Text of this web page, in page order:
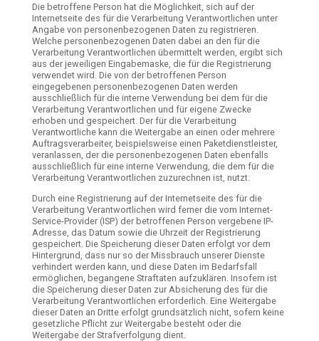
Die betroffene Person hat die Möglichkeit, sich auf der
Internetseite des für die Verarbeitung Verantwortlichen unter
Angabe von personenbezogenen Daten zu registrieren.
Welche personenbezogenen Daten dabei an den für die
Verarbeitung Verantwortlichen übermittelt werden, ergibt sich
aus der jeweiligen Eingabemaske, die für die Registrierung
verwendet wird. Die von der betroffenen Person
eingegebenen personenbezogenen Daten werden
ausschließlich für die interne Verwendung bei dem für die
Verarbeitung Verantwortlichen und für eigene Zwecke
erhoben und gespeichert. Der für die Verarbeitung
Verantwortliche kann die Weitergabe an einen oder mehrere
Auftragsverarbeiter, beispielsweise einen Paketdienstleister,
veranlassen, der die personenbezogenen Daten ebenfalls
ausschließlich für eine interne Verwendung, die dem für die
Verarbeitung Verantwortlichen zuzurechnen ist, nutzt.
Durch eine Registrierung auf der Internetseite des für die
Verarbeitung Verantwortlichen wird ferner die vom Internet-
Service-Provider (ISP) der betroffenen Person vergebene IP-
Adresse, das Datum sowie die Uhrzeit der Registrierung
gespeichert. Die Speicherung dieser Daten erfolgt vor dem
Hintergrund, dass nur so der Missbrauch unserer Dienste
verhindert werden kann, und diese Daten im Bedarfsfall
ermöglichen, begangene Straftaten aufzuklären. Insofern ist
die Speicherung dieser Daten zur Absicherung des für die
Verarbeitung Verantwortlichen erforderlich. Eine Weitergabe
dieser Daten an Dritte erfolgt grundsätzlich nicht, sofern keine
gesetzliche Pflicht zur Weitergabe besteht oder die
Weitergabe der Strafverfolgung dient.